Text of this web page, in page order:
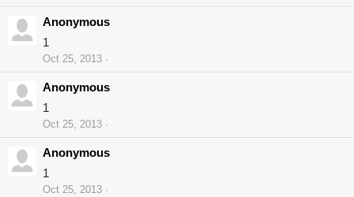
Anonymous
1
Oct 25, 2013
Anonymous
1
Oct 25, 2013
Anonymous
1
Oct 25, 2013